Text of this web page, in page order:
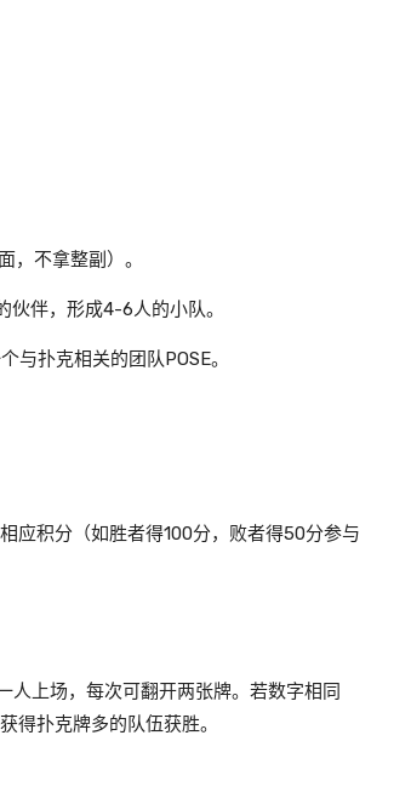
，不拿整副）。
伙伴，形成4-6人的小队。
与扑克相关的团队POSE。
应积分（如胜者得100分，败者得50分参与
人上场，每次可翻开两张牌。若数字相同
得扑克牌多的队伍获胜。